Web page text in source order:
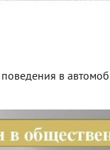
в